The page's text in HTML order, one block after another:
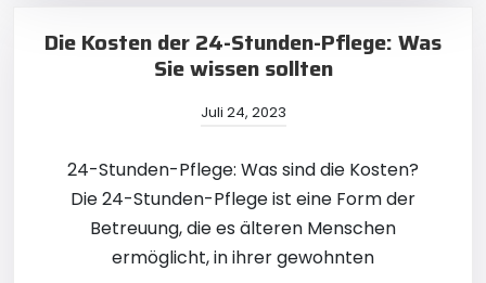
Die Kosten der 24-Stunden-Pflege: Was
Sie wissen sollten
Juli 24, 2023
24-Stunden-Pflege: Was sind die Kosten?
Die 24-Stunden-Pflege ist eine Form der
Betreuung, die es älteren Menschen
ermöglicht, in ihrer gewohnten